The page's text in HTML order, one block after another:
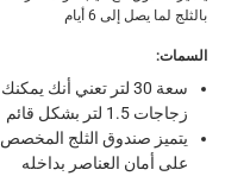
صندوق ثلج كيب كولد للنزهات 30 لتر، 46
بالثلج لما يصل إلى 6 أيام
السمات:
زجاجات 1.5 لتر بشكل قائم
يتميز صندوق الثلج
على أمان العناصر بداخله